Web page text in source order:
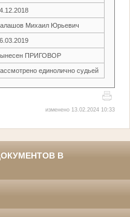
Михаил Юрьевич
ПРИГОВОР
единолично судьей
изменено 13.02.2024 10:33
В